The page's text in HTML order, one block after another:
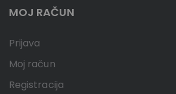
MOJ RAČUN
Prijava
Moj račun
Registracija